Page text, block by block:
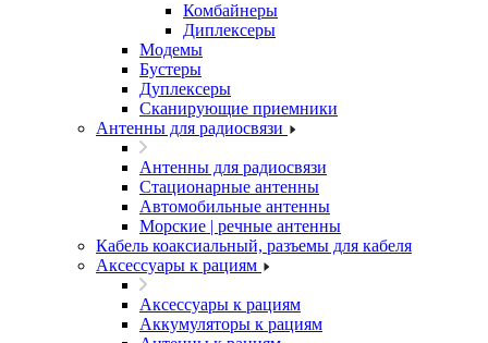
Комбайнеры
Диплексеры
Модемы
Бустеры
Дуплексеры
Сканирующие приемники
Антенны для радиосвязи
Антенны для радиосвязи
Стационарные антенны
Автомобильные антенны
Морские | речные антенны
Кабель коаксиальный, разъемы для кабеля
Аксессуары к рациям
Аксессуары к рациям
Аккумуляторы к рациям